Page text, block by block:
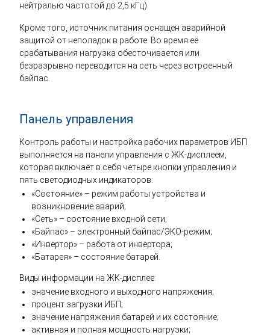
нейтралью частотой до 2,5 кГц).
Кроме того, источник питания оснащен аварийной
защитой от неполадок в работе. Во время её
срабатывания нагрузка обесточивается или
безразрывно переводится на сеть через встроенный
байпас.
Панель управления
Контроль работы и настройка рабочих параметров ИБП
выполняется на панели управления с ЖК-дисплеем,
которая включает в себя четыре кнопки управления и
пять светодиодных индикаторов:
«Состояние» – режим работы устройства и
возникновение аварий;
«Сеть» – состояние входной сети;
«Байпас» – электронный байпас/ЭКО-режим;
«Инвертор» – работа от инвертора;
«Батарея» – состояние батарей.
Виды информации на ЖК-дисплее:
значение входного и выходного напряжения;
процент загрузки ИБП;
значение напряжения батарей и их состояние;
активная и полная мощность нагрузки;